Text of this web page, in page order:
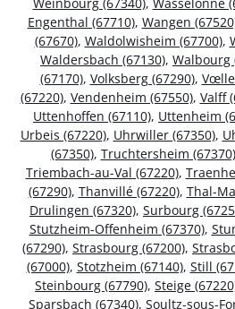
Engenthal (67710), Wangen
(67670), Waldolwisheim (67700),
Waldersbach (67130), Walbourg
(67170), Volksberg (67290),
(67220), Vendenheim (67550), Valff
Uttenhoffen (67110), Uttenheim
Urbeis (67220), Uhrwiller (67350),
(67350), Truchtersheim (67370)
Triembach-au-Val (67220),
(67290), Thanvillé (67220), Thal-
Drulingen (67320), Surbourg
Stutzheim-Offenheim (67370),
(67290), Strasbourg (67200),
(67000), Stotzheim (67140), Still
Steinbourg (67790), Steige
Sparsbach (67340), Soultz-sous-